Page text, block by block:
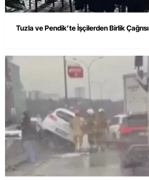
Tuzla ve Pendik’te İşçilerden Birlik Çağrısı